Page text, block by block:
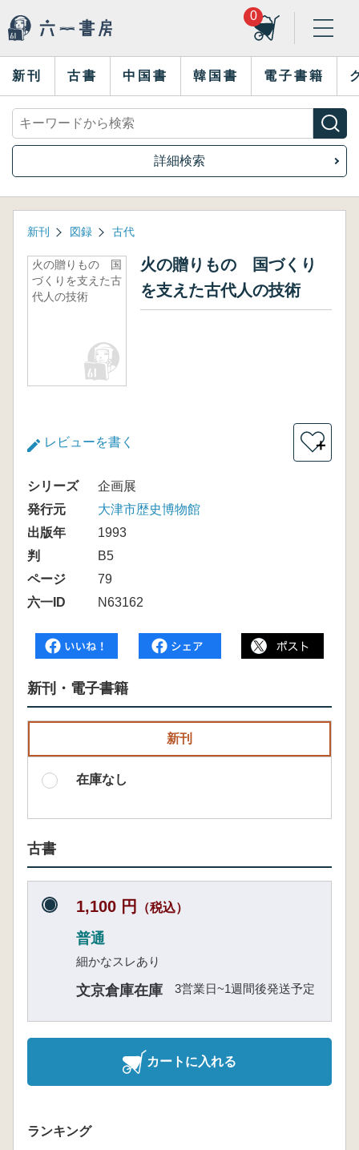
0
新刊 古書 中国書 韓国書 電子書籍
詳細検索
新刊 図録 古代
火の贈りもの 国
づくりを支えた古
代人の技術
火の贈りもの 国づくり
を支えた古代人の技術
レビューを書く ＋
シリーズ
企画展
発行元
大津市歴史博物館
出版年
1993
判
B5
ページ
79
六一ID
N63162
新刊・電子書籍
新刊
在庫なし
古書
1,100 円 （税込）
普通
細かなスレあり
文京倉庫在庫 3営業日~1週間後発送予定
カートに入れる
ランキング